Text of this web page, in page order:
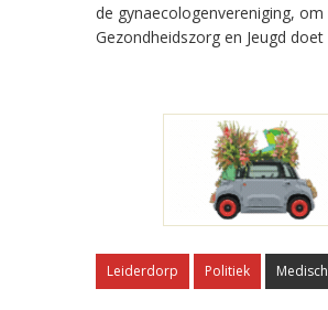
de gynaecologenvereniging,
Gezondheidszorg en Jeugd
Leiderdorp Politiek